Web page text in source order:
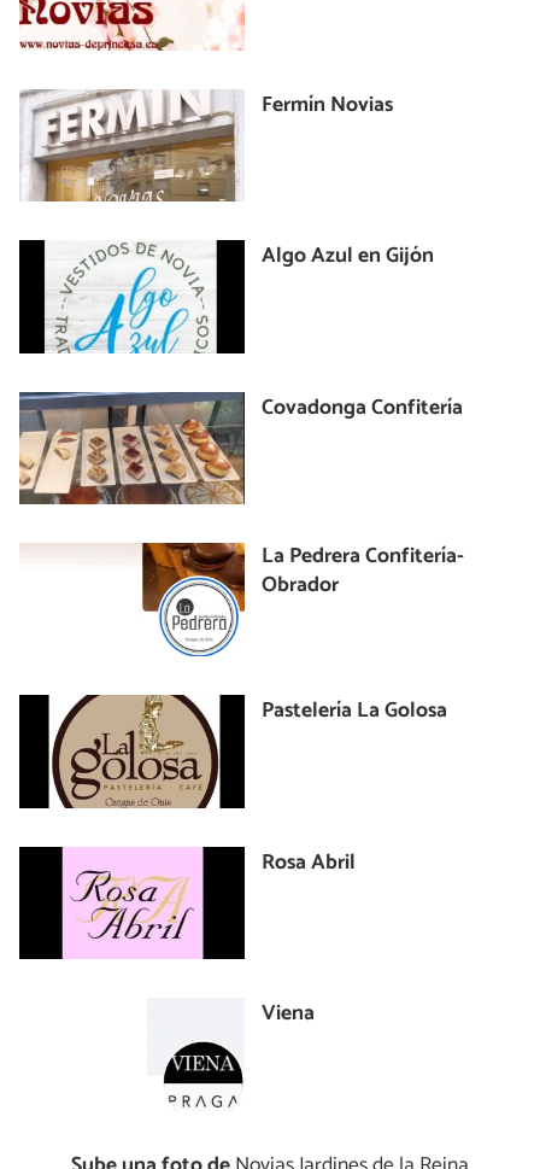
Fermín Novias
Algo Azul en Gijón
Covadonga Confitería
La Pedrera Confitería-
Obrador
Pastelería La Golosa
Rosa Abril
Viena